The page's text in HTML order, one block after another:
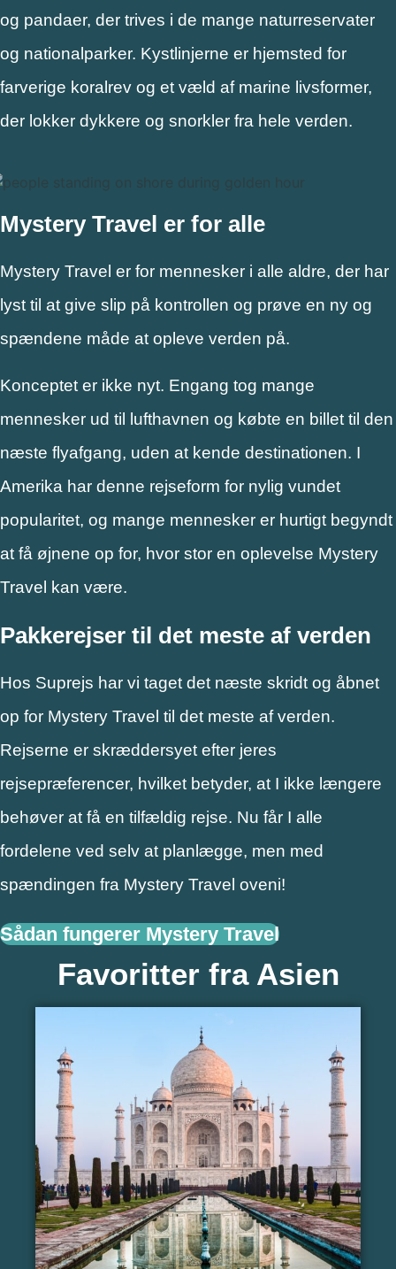
og pandaer, der trives i de mange naturreservater
og nationalparker. Kystlinjerne er hjemsted for
farverige koralrev og et væld af marine livsformer,
der lokker dykkere og snorkler fra hele verden.
Mystery Travel er for alle
Mystery Travel er for mennesker i alle aldre, der har
lyst til at give slip på kontrollen og prøve en ny og
spændene måde at opleve verden på.
Konceptet er ikke nyt. Engang tog mange
mennesker ud til lufthavnen og købte en billet til den
næste flyafgang, uden at kende destinationen. I
Amerika har denne rejseform for nylig vundet
popularitet, og mange mennesker er hurtigt begyndt
at få øjnene op for, hvor stor en oplevelse Mystery
Travel kan være.
Pakkerejser til det meste af verden
Hos Suprejs har vi taget det næste skridt og åbnet
op for Mystery Travel til det meste af verden.
Rejserne er skræddersyet efter jeres
rejsepræferencer, hvilket betyder, at I ikke længere
behøver at få en tilfældig rejse. Nu får I alle
fordelene ved selv at planlægge, men med
spændingen fra Mystery Travel oveni!
Sådan fungerer Mystery Travel
Favoritter fra Asien